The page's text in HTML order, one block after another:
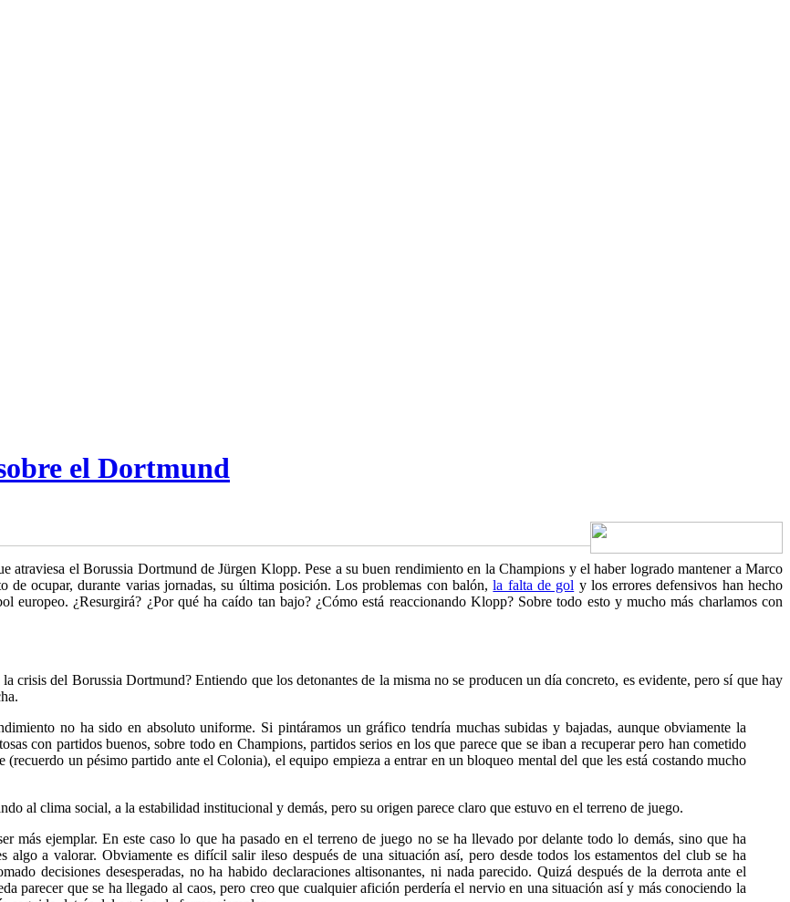
el Dortmund
atraviesa el Borussia Dortmund de Jürgen Klopp. Pese a su buen rendimiento en la Champions y el haber logrado mantener a Marco
de ocupar, durante varias jornadas, su última posición. Los problemas con balón,la falta de gol y los errores defensivos han hecho
europeo. ¿Resurgirá? ¿Por qué ha caído tan bajo? ¿Cómo está reaccionando Klopp? Sobre todo esto y mucho más charlamos con
crisis del Borussia Dortmund? Entiendo que los detonantes de la misma no se producen un día concreto, es evidente, pero sí que hay
no ha sido en absoluto uniforme. Si pintáramos un gráfico tendría muchas subidas y bajadas, aunque obviamente la
con partidos buenos, sobre todo en Champions, partidos serios en los que parece que se iban a recuperar pero han cometido
un pésimo partido ante el Colonia), el equipo empieza a entrar en un bloqueo mental del que les está costando mucho
al clima social, a la estabilidad institucional y demás, pero su origen parece claro que estuvo en el terreno de juego.
más ejemplar. En este caso lo que ha pasado en el terreno de juego no se ha llevado por delante todo lo demás, sino que ha
algo a valorar. Obviamente es difícil salir ileso después de una situación así, pero desde todos los estamentos del club se ha
decisiones desesperadas, no ha habido declaraciones altisonantes, ni nada parecido. Quizá después de la derrota ante el
parecer que se ha llegado al caos, pero creo que cualquier afición perdería el nervio en una situación así y más conociendo la